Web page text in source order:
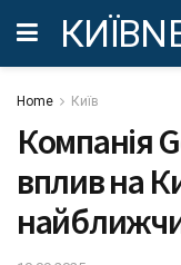
Home Київ
Компанія
вплив на